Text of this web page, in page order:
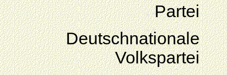
Partei
Deutschnationale
Volkspartei